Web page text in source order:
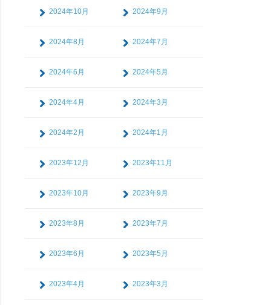
2024年10月 2024年9月
2024年8月 2024年7月
2024年6月 2024年5月
2024年4月 2024年3月
2024年2月 2024年1月
2023年12月 2023年11月
2023年10月 2023年9月
2023年8月 2023年7月
2023年6月 2023年5月
2023年4月 2023年3月